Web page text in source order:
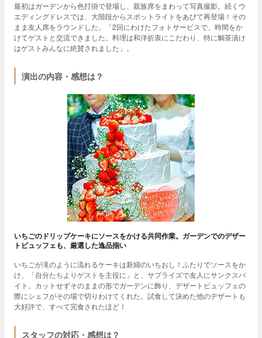
最初はガーデンから色打掛で登場し、親族席をまわって写真撮影。続くウ
エディングドレスでは、大階段からスポットライトをあびて再登場！その
まま友人席をラウンドした。「2回にわけたフォトサービスで、時間をか
けてゲストと交流できました。料理は和洋折衷にこだわり、特に鯛茶漬け
はゲストみんなに絶賛されました」。
演出の内容・感想は？
いちごのドリップケーキにソースをかける共同作業。ガーデンでのデザー
トビュッフェも、厳選した逸品揃い
いちごが滝のように流れるケーキは新婦のいちおし！ふたりでソースをか
け、「自分たちよりゲストを主役に」と、サプライズで友人にサンクスバ
イト。カットせずそのままの形でガーデンに飾り、デザートビュッフェの
際にシェフがその場で切りわけてくれた。試食して決めた他のデザートも
大好評で、すべて完食されたほど！
スタッフの対応・感想は？